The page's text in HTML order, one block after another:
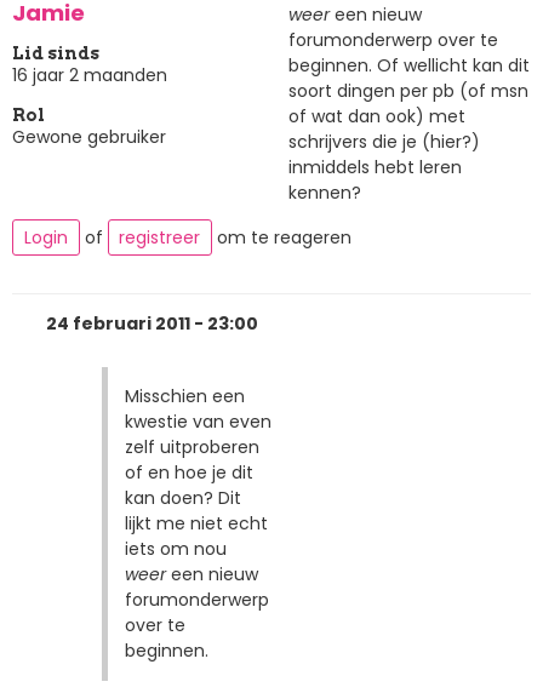
Jamie
Lid sinds
16 jaar 2 maanden
Rol
Gewone gebruiker
weereen nieuw
forumonderwerp over te
beginnen. Of wellicht kan dit
soort dingen per pb (of msn
of wat dan ook) met
schrijvers die je (hier?)
inmiddels hebt leren
kennen?
Login
of registreer om te reageren
24 februari 2011 - 23:00
Misschien een
kwestie van even
zelf uitproberen
of en hoe je dit
kan doen? Dit
lijkt me niet echt
iets om nou
weereen nieuw
forumonderwerp
over te
beginnen.